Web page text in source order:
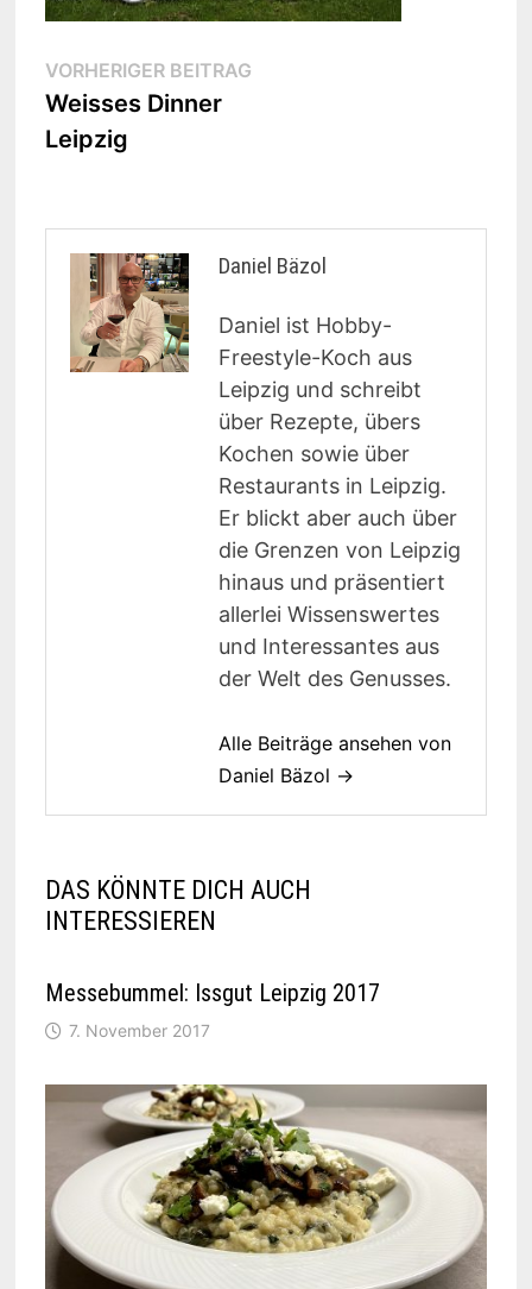
Beitragsnavigation
VORHERIGER BEITRAGVorheriger
Weisses Dinner
Leipzig
Daniel Bäzol
Daniel ist Hobby-
Freestyle-Koch aus
Leipzig und schreibt
über Rezepte, übers
Kochen sowie über
Restaurants in Leipzig.
Er blickt aber auch über
die Grenzen von Leipzig
hinaus und präsentiert
allerlei Wissenswertes
und Interessantes aus
der Welt des Genusses.
Alle Beiträge ansehen von
Daniel Bäzol →
DAS KÖNNTE DICH AUCH
INTERESSIEREN
Messebummel: Issgut Leipzig 2017
7. November 2017